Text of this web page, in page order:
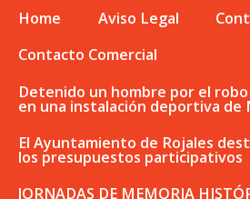
Home Aviso Legal
Contacto Comercial
Detenido un hombre por el
en una instalación deportiva de
El Ayuntamiento de Rojales
los presupuestos participativos
JORNADAS DE MEMORIA